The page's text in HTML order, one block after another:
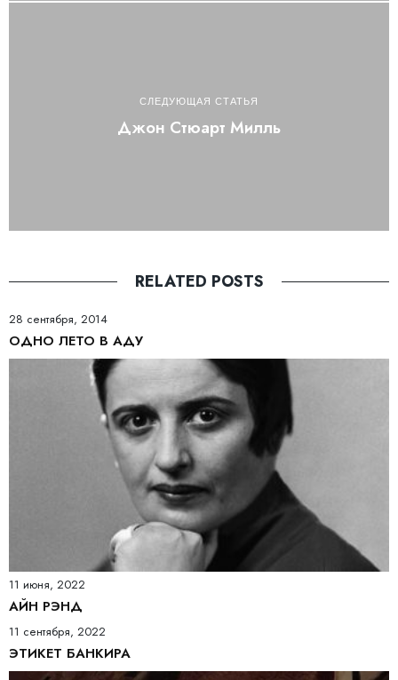
СЛЕДУЮЩАЯ СТАТЬЯ
Джон Стюарт Милль
RELATED POSTS
28 сентября, 2014
ОДНО ЛЕТО В АДУ
11 июня, 2022
АЙН РЭНД
11 сентября, 2022
ЭТИКЕТ БАНКИРА